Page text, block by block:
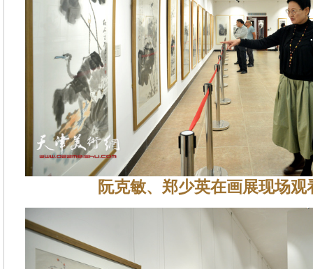
阮克敏、郑少英在画展现场观